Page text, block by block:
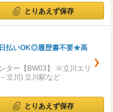
とりあえず保存
払いOK◎履歴書不要★高
ター【BW03】 ※立川エリ
立川) 立川駅など
とりあえず保存